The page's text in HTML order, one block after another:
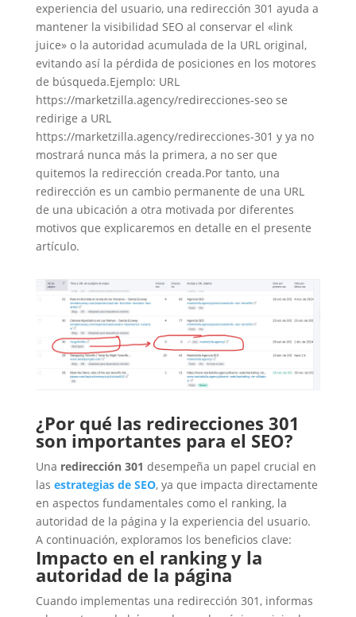
experiencia del usuario, una redirección 301 ayuda a
mantener la visibilidad SEO al conservar el «link
juice» o la autoridad acumulada de la URL original,
evitando así la pérdida de posiciones en los motores
de búsqueda.Ejemplo: URL
https://marketzilla.agency/redirecciones-seo se
redirige a URL
https://marketzilla.agency/redirecciones-301 y ya no
mostrará nunca más la primera, a no ser que
quitemos la redirección creada.Por tanto, una
redirección es un cambio permanente de una URL
de una ubicación a otra motivada por diferentes
motivos que explicaremos en detalle en el presente
artículo.
¿Por qué las redirecciones 301
son importantes para el SEO?
Una redirección 301 desempeña un papel crucial en
las estrategias de SEO, ya que impacta directamente
en aspectos fundamentales como el ranking, la
autoridad de la página y la experiencia del usuario.
A continuación, exploramos los beneficios clave:
Impacto en el ranking y la
autoridad de la página
Cuando implementas una redirección 301, informas